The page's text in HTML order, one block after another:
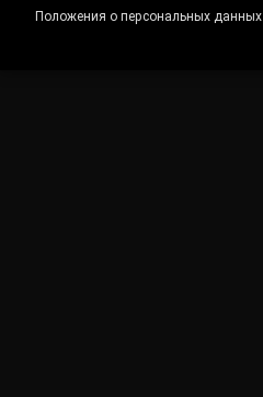
Положения о персональных данных